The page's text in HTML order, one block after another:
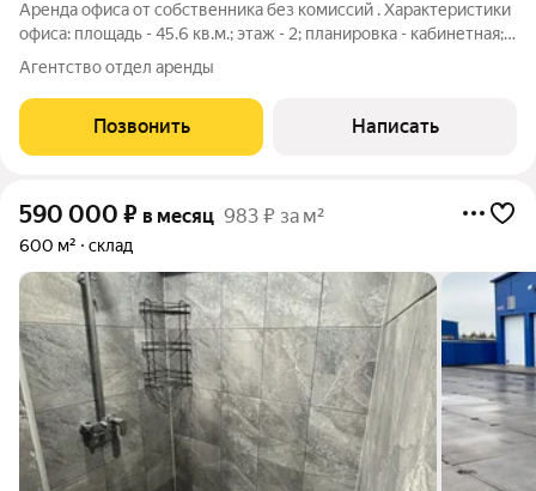
Аренда офиса от собственника без комиссий . Характеристики
офиса: площадь - 45.6 кв.м.; этаж - 2; планировка - кабинетная;
есть система кондиционирования; Инфраструктура здания:
парковка - наземная открытая во дворе; пассажирского лифта
нет;
Агентство отдел аренды
Позвонить Написать
590 000 ₽ в месяц 983 ₽ за м²
600 м² склад